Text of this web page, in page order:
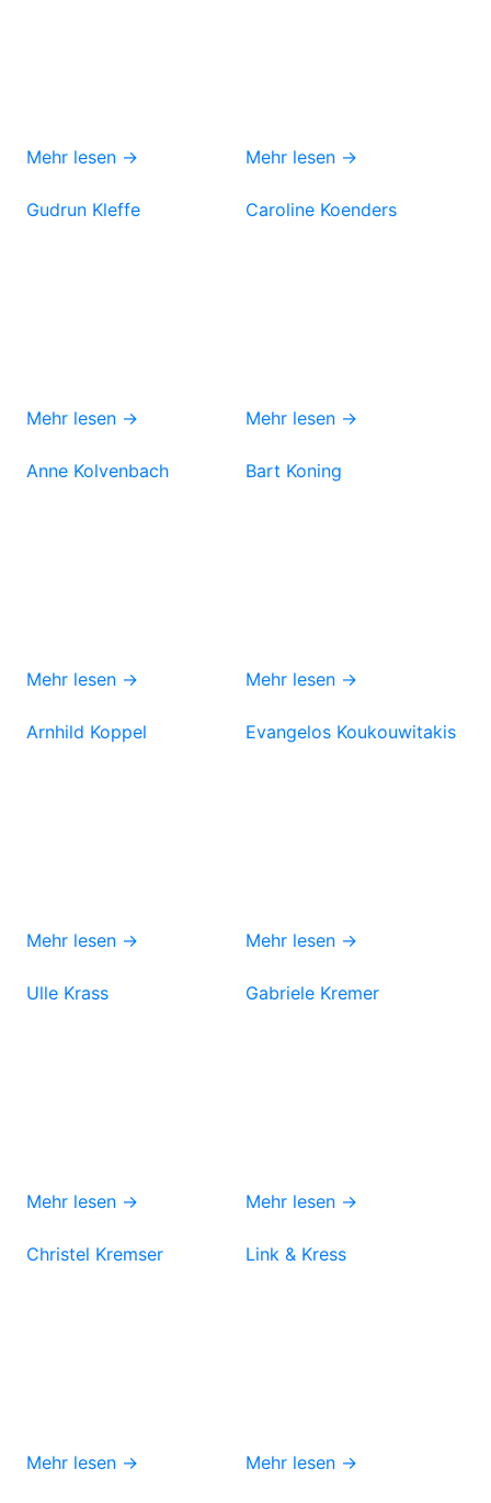
Mehr lesen → Mehr lesen →
Gudrun Kleffe
Mehr lesen →
Caroline Koenders
Mehr lesen →
Anne Kolvenbach
Mehr lesen →
Bart Koning
Mehr lesen →
Arnhild Koppel
Mehr lesen →
Evangelos Koukouwitakis
Mehr lesen →
Ulle Krass
Mehr lesen →
Gabriele Kremer
Mehr lesen →
Christel Kremser
Mehr lesen →
Link & Kress
Mehr lesen →